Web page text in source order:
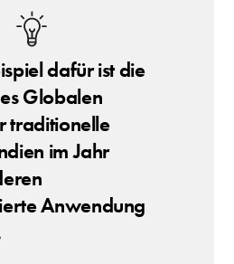
dafür ist die
Globalen
traditionelle
im Jahr
Anwendung